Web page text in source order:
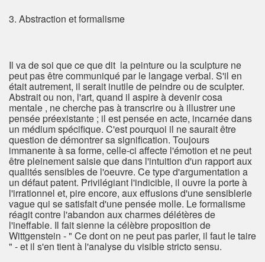
3. Abstraction et formalisme
Il va de soi que ce que dit la peinture ou la sculpture ne
peut pas être communiqué par le langage verbal. S'il en
était autrement, il serait inutile de peindre ou de sculpter.
Abstrait ou non, l'art, quand il aspire à devenir cosa
mentale , ne cherche pas à transcrire ou à illustrer une
pensée préexistante ; il est pensée en acte, incarnée dans
un médium spécifique. C'est pourquoi il ne saurait être
question de démontrer sa signification. Toujours
immanente à sa forme, celle-ci affecte l'émotion et ne peut
être pleinement saisie que dans l'intuition d'un rapport aux
qualités sensibles de l'oeuvre. Ce type d'argumentation a
un défaut patent. Privilégiant l'indicible, il ouvre la porte à
l'irrationnel et, pire encore, aux effusions d'une sensiblerie
vague qui se satisfait d'une pensée molle. Le formalisme
réagit contre l'abandon aux charmes délétères de
l'ineffable. Il fait sienne la célèbre proposition de
Wittgenstein - " Ce dont on ne peut pas parler, il faut le taire
" - et il s'en tient à l'analyse du visible stricto sensu.